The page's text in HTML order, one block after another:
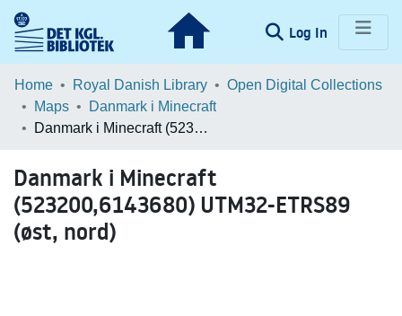
Log In (current)
Communities & Collections
Browse LOAR
Home Royal Danish Library
Open Digital Collections
Maps
Danmark i Minecraft
Danmark i Minecraft (523200,6143680) UTM32-ETRS89 (øst, nord)
Danmark i Minecraft
(523200,6143680) UTM32-ETRS89
(øst, nord)